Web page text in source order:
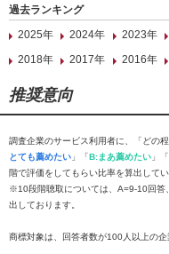
過去ランキング
2025年
2024年 2023年
2018年
2017年 2016年
推奨意向
調査企業のサービス利用者に、「どの
とても薦めたい 」「B:まあ薦めたい 」「
階で評価をしてもらい比率を算出してい
※10段階聴取については、A=9-10回答
出しております。
商標対象は、回答者数が100人以上の企